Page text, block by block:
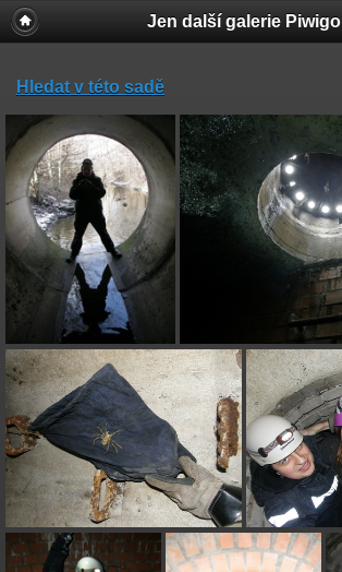
Jen další galerie Piwigo
Hledat v této sadě